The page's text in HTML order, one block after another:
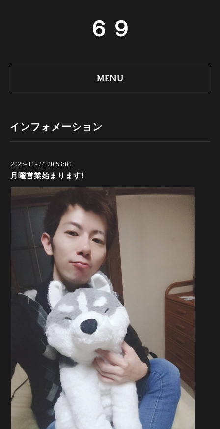
６９
MENU
インフォメーション
2025-11-24 20:53:00
月曜営業始まります❗